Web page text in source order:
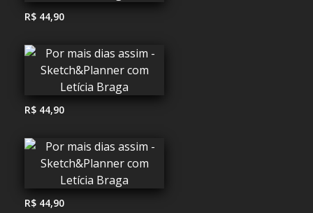
R$ 44,90
R$ 44,90
R$ 44,90